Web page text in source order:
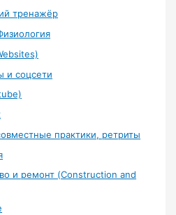
тренажёр
соцсети
практики, ретриты
и ремонт (Construction and